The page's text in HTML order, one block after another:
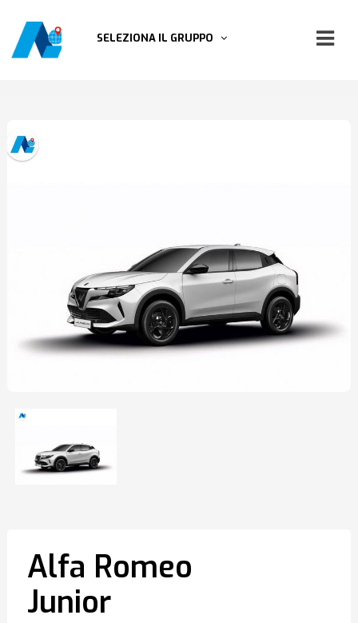
SELEZIONA IL GRUPPO
Alfa Romeo
Junior